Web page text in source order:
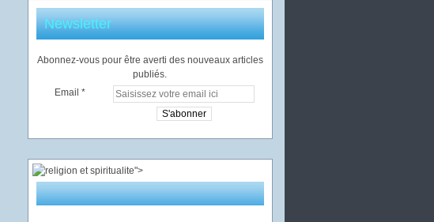
Newsletter
Abonnez-vous pour être averti des nouveaux articles
publiés.
Email
">